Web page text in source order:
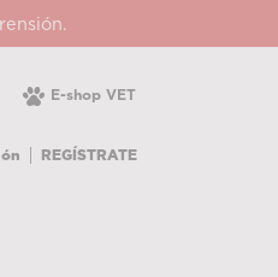
E-shop VET
REGÍSTRATE